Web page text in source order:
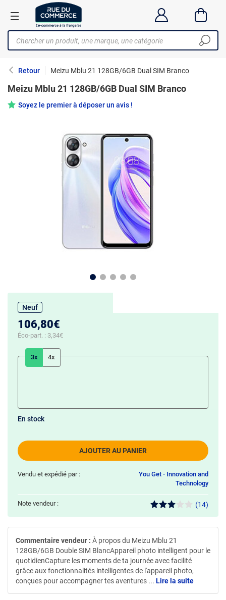
Retour Meizu Mblu 21 128GB/6GB Dual SIM Branco
Meizu Mblu 21 128GB/6GB Dual SIM Branco
Soyez le premier à déposer un avis !
Neuf
106,80€
Éco-part. : 3,34€
3x 4x
AJOUTER AU PANIER
En stock
Vendu et expédié par :
You Get - Innovation and
Technology
Note vendeur : (14)
Commentaire vendeur : À propos du Meizu Mblu 21
128GB/6GB Double SIM BlancAppareil photo intelligent pour le
quotidienCapture les moments de ta journée avec facilité
grâce aux fonctionnalités intelligentes de l'appareil photo,
conçues pour accompagner tes aventures ... Lire la suite